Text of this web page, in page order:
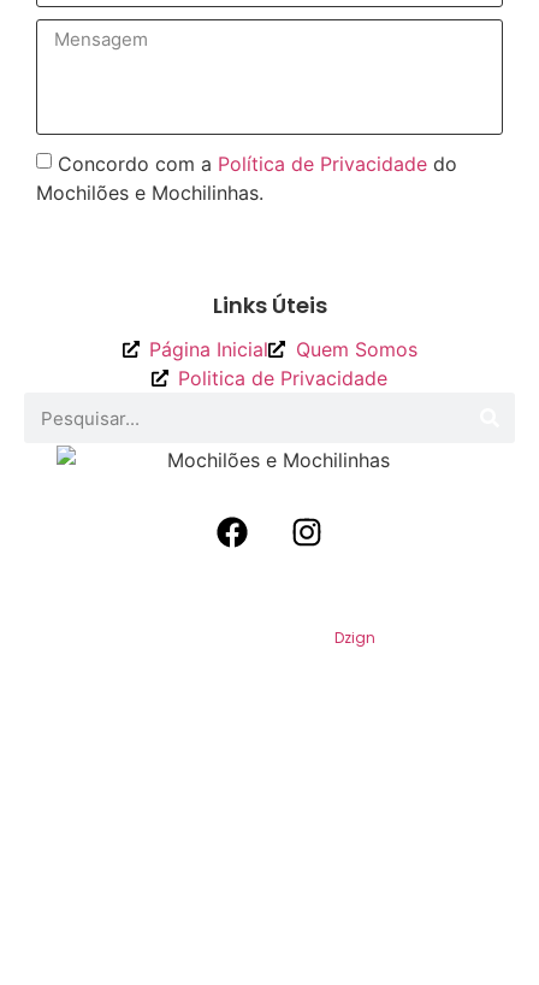
Concordo com a Política de Privacidade do
Mochilões e Mochilinhas.
Links Úteis
Página Inicial
Quem Somos
Politica de Privacidade
Dzign